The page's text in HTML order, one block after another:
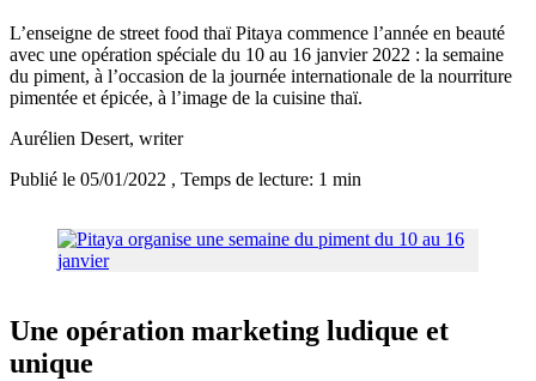
L’enseigne de street food thaï Pitaya commence l’année en beauté
avec une opération spéciale du 10 au 16 janvier 2022 : la semaine
du piment, à l’occasion de la journée internationale de la nourriture
pimentée et épicée, à l’image de la cuisine thaï.
Aurélien Desert, writer
Publié le 05/01/2022 , Temps de lecture: 1 min
Une opération marketing ludique et
unique